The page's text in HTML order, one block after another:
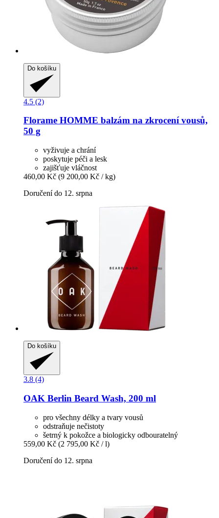
Do košíku
4.5 (2)
Florame HOMME balzám na zkrocení vousů,
50 g
vyživuje a chrání
poskytuje péči a lesk
zajišťuje vláčnost
460,00 Kč (9 200,00 Kč / kg)
Doručení do 12. srpna
Do košíku
3.8 (4)
OAK Berlin Beard Wash, 200 ml
pro všechny délky a tvary vousů
odstraňuje nečistoty
šetrný k pokožce a biologicky odbouratelný
559,00 Kč (2 795,00 Kč / l)
Doručení do 12. srpna